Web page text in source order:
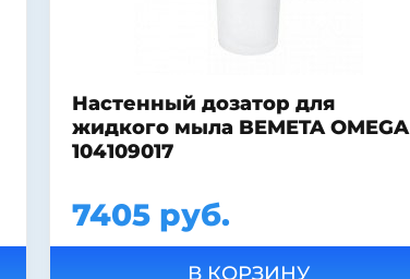
Настенный дозатор для
жидкого мыла BEMETA OMEGA
104109017
7405 руб.